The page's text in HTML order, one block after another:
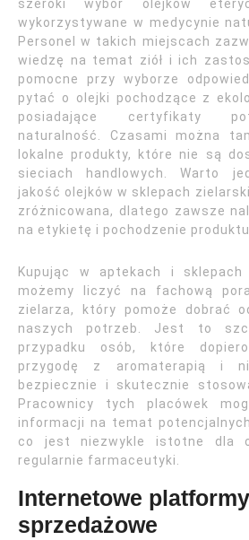
szeroki wybór olejków
wykorzystywane w medycynie
Personel w takich miejscach
wiedzę na temat ziół i ich
pomocne przy wyborze
pytać o olejki pochodzące z
posiadające certyfikaty
naturalność. Czasami można
lokalne produkty, które nie są
sieciach handlowych. Warto
jakość olejków w sklepach
zróżnicowana, dlatego zawsze
na etykietę i pochodzenie produktu.
Kupując w aptekach i
możemy liczyć na fachową
zielarza, który pomoże dobrać
naszych potrzeb. Jest to
przypadku osób, które
przygodę z aromaterapią i
bezpiecznie i skutecznie
Pracownicy tych placówek
informacji na temat
co jest niezwykle istotne dla
regularnie farmaceutyki.
Internetowe platformy
sprzedażowe